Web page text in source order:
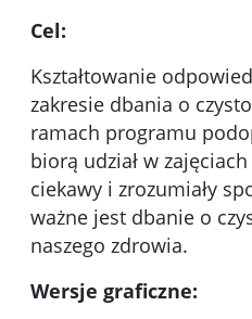
Cel:
Kształtowanie
zakresie dbania o
ramach programu
biorą udział w
ciekawy i zrozumiały
ważne jest dbanie o
naszego zdrowia.
Wersje graficzne: